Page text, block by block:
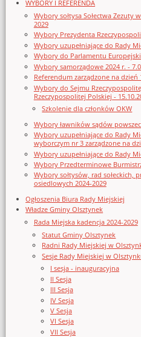
WYBORY I REFERENDA
Wybory sołtysa Sołectwa Zezuty
2029
Wybory Prezydenta
Wybory uzupełniające do Rady
Wybory do Parlamentu
Wybory samorządowe 2024 r. -
Referendum zarządzone na dzień
Wybory do Sejmu
Rzeczypospolitej Polskiej -
Szkolenie dla członków OKW
Wybory ławników sądów
Wybory uzupełniające do Rady
wyborczym nr 3 zarządzone na
Wybory uzupełniające do Rady
Wybory Przedterminowe
Wybory sołtysów, rad sołeckich,
osiedlowych 2024-2029
Ogłoszenia Biura Rady Miejskiej
Władze Gminy Olsztynek
Rada Miejska kadencja 2024-2029
Statut Gminy Olsztynek
Radni Rady Miejskiej w
Sesje Rady Miejskiej w
I sesja - inauguracyjna
II Sesja
III Sesja
IV Sesja
V Sesja
VI Sesja
VII Sesja